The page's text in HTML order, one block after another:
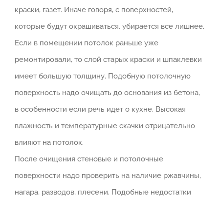
краски, газет. Иначе говоря, с поверхностей,
которые будут окрашиваться, убирается все лишнее.
Если в помещении потолок раньше уже
ремонтировали, то слой старых краски и шпаклевки
имеет большую толщину. Подобную потолочную
поверхность надо очищать до основания из бетона,
в особенности если речь идет о кухне. Высокая
влажность и температурные скачки отрицательно
влияют на потолок.
После очищения стеновые и потолочные
поверхности надо проверить на наличие ржавчины,
нагара, разводов, плесени. Подобные недостатки